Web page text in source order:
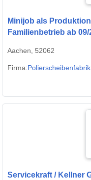
Minijob als
Familienbetrieb ab 09/
Aachen, 52062
Firma:
Servicekraft / Kellner